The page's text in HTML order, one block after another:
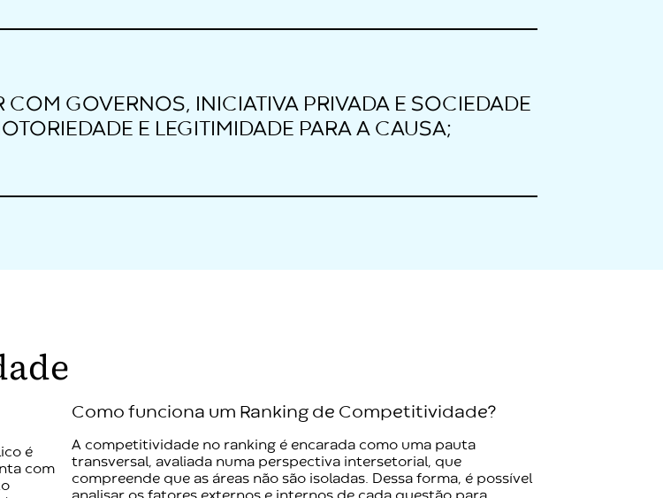
COM GOVERNOS, INICIATIVA PRIVADA E SOCIEDADE
E LEGITIMIDADE PARA A CAUSA;
é
com
Como funciona um Ranking de Competitividade?
A competitividade no ranking é encarada como uma pauta
transversal, avaliada numa perspectiva intersetorial, que
compreende que as áreas não são isoladas. Dessa forma, é possível